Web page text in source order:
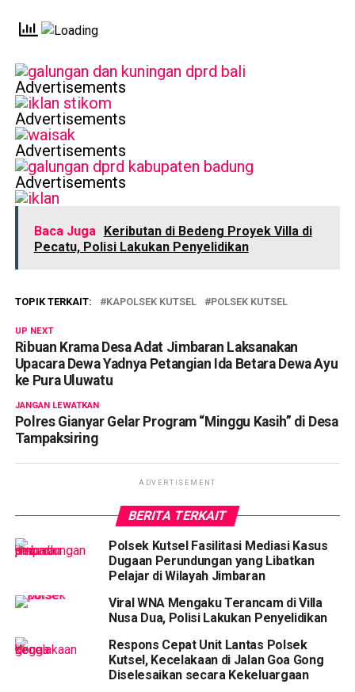
Advertisements
Advertisements
Advertisements
Advertisements
Baca Juga Keributan di Bedeng Proyek Villa di
Pecatu, Polisi Lakukan Penyelidikan
TOPIK TERKAIT: KAPOLSEK KUTSEL POLSEK KUTSEL
UP NEXT
Ribuan Krama Desa Adat Jimbaran Laksanakan
Upacara Dewa Yadnya Petangian Ida Betara Dewa Ayu
ke Pura Uluwatu
JANGAN LEWATKAN
Polres Gianyar Gelar Program “Minggu Kasih” di Desa
Tampaksiring
ADVERTISEMENT
BERITA TERKAIT
Polsek Kutsel Fasilitasi Mediasi Kasus
Dugaan Perundungan yang Libatkan
Pelajar di Wilayah Jimbaran
Viral WNA Mengaku Terancam di Villa
Nusa Dua, Polisi Lakukan Penyelidikan
Respons Cepat Unit Lantas Polsek
Kutsel, Kecelakaan di Jalan Goa Gong
Diselesaikan secara Kekeluargaan